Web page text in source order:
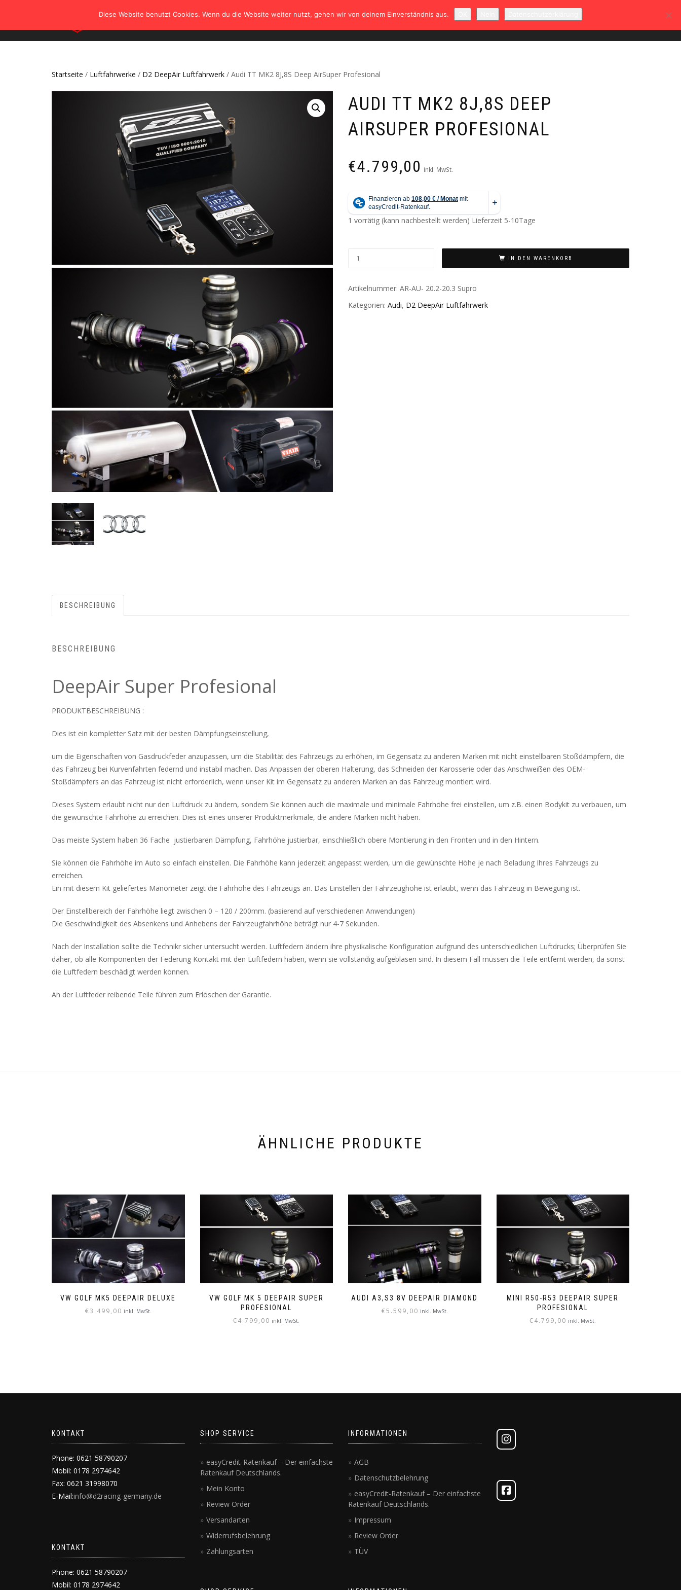
SHOP KONTAKT MEIN KONTO WARENKORB
Startseite / Luftfahrwerke / D2 DeepAir Luftfahrwerk / Audi TT MK2 8J,8S Deep AirSuper Profesional
AUDI TT MK2 8J,8S DEEP
AIRSUPER PROFESIONAL
€4.799,00 inkl. MwSt.
1 vorrätig (kann nachbestellt werden) Lieferzeit 5-10Tage
IN DEN WARENKORB
Artikelnummer: AR-AU- 20.2-20.3 Supro
Kategorien: Audi, D2 DeepAir Luftfahrwerk
BESCHREIBUNG
BESCHREIBUNG
DeepAir Super Profesional
PRODUKTBESCHREIBUNG :
Dies ist ein kompletter Satz mit der besten Dämpfungseinstellung,
um die Eigenschaften von Gasdruckfeder anzupassen, um die Stabilität des Fahrzeugs zu erhöhen, im Gegensatz zu anderen Marken mit nicht einstellbaren Stoßdämpfern, die
das Fahrzeug bei Kurvenfahrten federnd und instabil machen. Das Anpassen der oberen Halterung, das Schneiden der Karosserie oder das Anschweißen des OEM-
Stoßdämpfers an das Fahrzeug ist nicht erforderlich, wenn unser Kit im Gegensatz zu anderen Marken an das Fahrzeug montiert wird.
Dieses System erlaubt nicht nur den Luftdruck zu ändern, sondern Sie können auch die maximale und minimale Fahrhöhe frei einstellen, um z.B. einen Bodykit zu verbauen, um
die gewünschte Fahrhöhe zu erreichen. Dies ist eines unserer Produktmerkmale, die andere Marken nicht haben.
Das meiste System haben 36 Fache justierbaren Dämpfung, Fahrhöhe justierbar, einschließlich obere Montierung in den Fronten und in den Hintern.
Sie können die Fahrhöhe im Auto so einfach einstellen. Die Fahrhöhe kann jederzeit angepasst werden, um die gewünschte Höhe je nach Beladung Ihres Fahrzeugs zu
erreichen.
Ein mit diesem Kit geliefertes Manometer zeigt die Fahrhöhe des Fahrzeugs an. Das Einstellen der Fahrzeughöhe ist erlaubt, wenn das Fahrzeug in Bewegung ist.
Der Einstellbereich der Fahrhöhe liegt zwischen 0 – 120 / 200mm. (basierend auf verschiedenen Anwendungen)
Die Geschwindigkeit des Absenkens und Anhebens der Fahrzeugfahrhöhe beträgt nur 4-7 Sekunden.
Nach der Installation sollte die Technikr sicher untersucht werden. Luftfedern ändern ihre physikalische Konfiguration aufgrund des unterschiedlichen Luftdrucks; Überprüfen Sie
daher, ob alle Komponenten der Federung Kontakt mit den Luftfedern haben, wenn sie vollständig aufgeblasen sind. In diesem Fall müssen die Teile entfernt werden, da sonst
die Luftfedern beschädigt werden können.
An der Luftfeder reibende Teile führen zum Erlöschen der Garantie.
ÄHNLICHE PRODUKTE
VW GOLF MK5 DEEPAIR DELUXE
€3.499,00 inkl. MwSt.
VW GOLF MK 5 DEEPAIR SUPER
PROFESIONAL
€4.799,00 inkl. MwSt.
AUDI A3,S3 8V DEEPAIR DIAMOND
€5.599,00 inkl. MwSt.
MINI R50-R53 DEEPAIR SUPER
PROFESIONAL
€4.799,00 inkl. MwSt.
KONTAKT
Phone: 0621 58790207
Mobil: 0178 2974642
Fax: 0621 31998070
E-Mail:info@d2racing-germany.de
KONTAKT
Phone: 0621 58790207
Mobil: 0178 2974642
SHOP SERVICE
easyCredit-Ratenkauf – Der einfachste
Ratenkauf Deutschlands.
Mein Konto
Review Order
Versandarten
Widerrufsbelehrung
Zahlungsarten
INFORMATIONEN
AGB
Datenschutzbelehrung
easyCredit-Ratenkauf – Der einfachste
Ratenkauf Deutschlands.
Impressum
Review Order
TÜV
Diese Website benutzt Cookies. Wenn du die Website weiter nutzt, gehen wir von deinem Einverständnis aus.